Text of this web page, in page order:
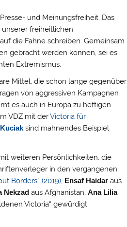
und Meinungsfreiheit. Das
freiheitlichen
die Fahne schreiben. Gemeinsam
gebracht werden können, sei es
Extremismus.
Mittel, die schon lange gegenüber
von aggressiven Kampagnen
es auch in Europa zu heftigen
VDZ mit derVictoria für
sind mahnendes Beispiel
weiteren Persönlichkeiten, die
in den vergangenen
Borders“ (2019) Ensaf Haidar aus
Nekzad aus Afghanistan,Ana Lilia
Victoria“ gewürdigt.